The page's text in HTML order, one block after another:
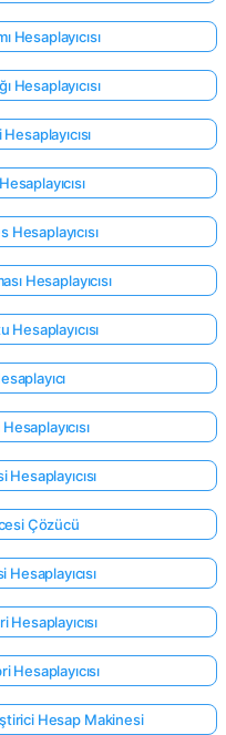
Hesaplayıcısı
Hesaplayıcısı
Hesaplayıcısı
Çözücü
Hesap Makinesi